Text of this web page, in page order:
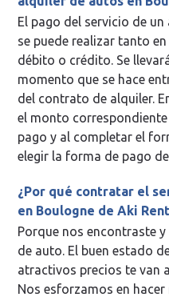
El pago del servicio de
se puede realizar tanto
débito o crédito. Se
momento que se hace
del contrato de alquiler.
el monto
pago y al completar el
elegir la forma de pago
¿Por qué contratar el
en Boulogne de Aki
Porque nos encontraste
de auto. El buen estado
atractivos precios te van
Nos esforzamos en